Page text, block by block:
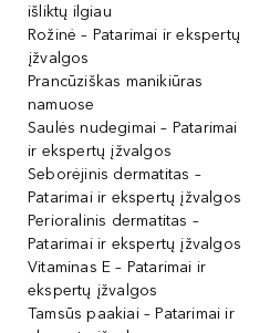
išliktų ilgiau
Rožinė – Patarimai ir ekspertų
įžvalgos
Prancūziškas manikiūras
namuose
Saulės nudegimai – Patarimai
ir ekspertų įžvalgos
Seborėjinis dermatitas –
Patarimai ir ekspertų įžvalgos
Perioralinis dermatitas –
Patarimai ir ekspertų įžvalgos
Vitaminas E – Patarimai ir
ekspertų įžvalgos
Tamsūs paakiai – Patarimai ir